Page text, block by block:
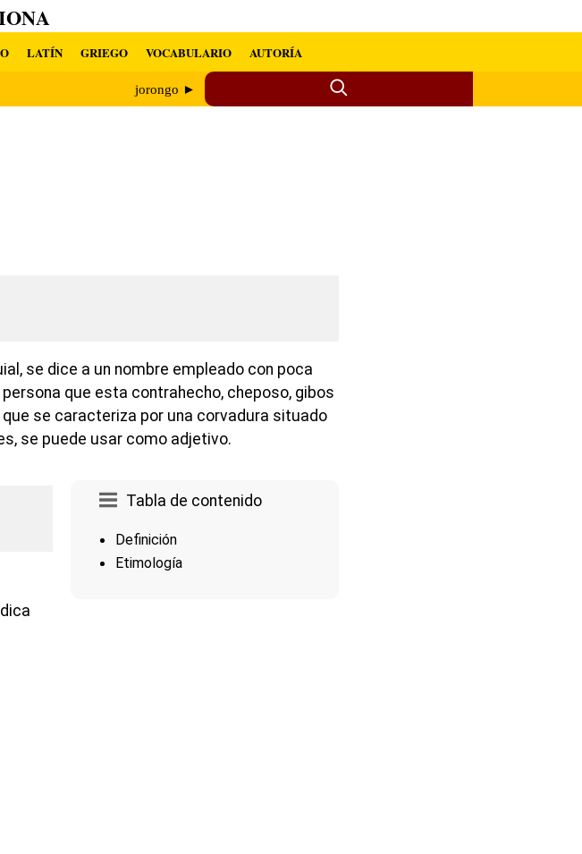
LATÍN GRIEGO VOCABULARIO AUTORÍA
jorongo ►
se dice a un nombre empleado con poca
que esta contrahecho, cheposo, gibos
se caracteriza por una corvadura situado
se puede usar como adjetivo.
Tabla de contenido
Definición
Etimología